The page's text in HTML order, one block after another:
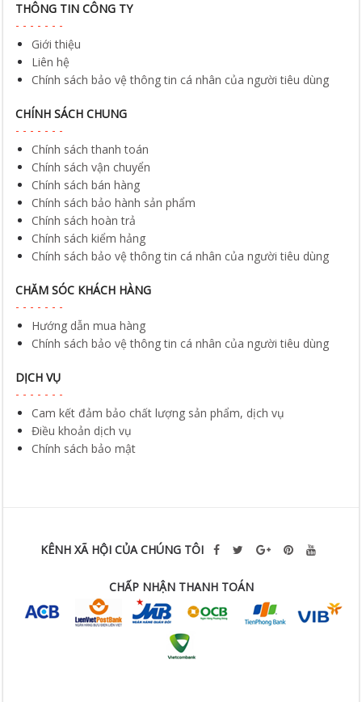
THÔNG TIN CÔNG TY
Giới thiệu
Liên hệ
Chính sách bảo vệ thông tin cá nhân của người tiêu dùng
CHÍNH SÁCH CHUNG
Chính sách thanh toán
Chính sách vận chuyển
Chính sách bán hàng
Chính sách bảo hành sản phẩm
Chính sách hoàn trả
Chính sách kiểm hảng
Chính sách bảo vệ thông tin cá nhân của người tiêu dùng
CHĂM SÓC KHÁCH HÀNG
Hướng dẫn mua hàng
Chính sách bảo vệ thông tin cá nhân của người tiêu dùng
DỊCH VỤ
Cam kết đảm bảo chất lượng sản phẩm, dịch vụ
Điều khoản dịch vụ
Chính sách bảo mật
KÊNH XÃ HỘI CỦA CHÚNG TÔI
CHẤP NHẬN THANH TOÁN